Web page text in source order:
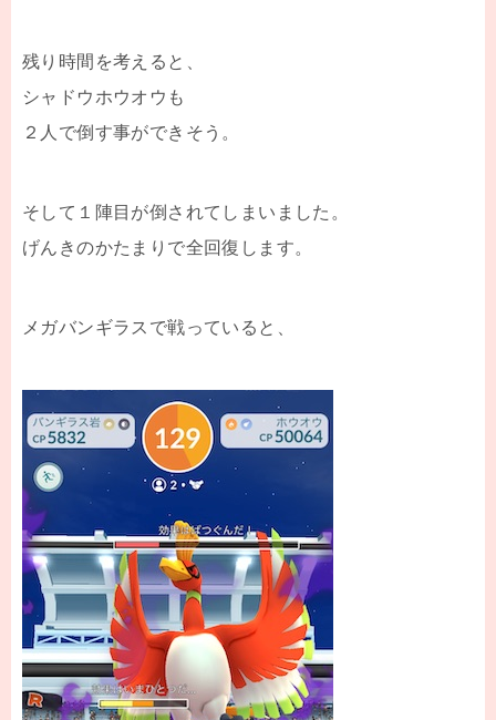
残り時間を考えると、
シャドウホウオウも
２人で倒す事ができそう。
そして１陣目が倒されてしまいました。
げんきのかたまりで全回復します。
メガバンギラスで戦っていると、